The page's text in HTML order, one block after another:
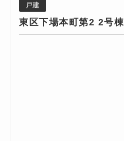
戸建
東区下場本町第2 2号棟